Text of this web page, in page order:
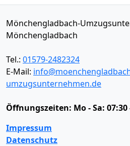
Mönchengladbach-
Mönchengladbach
Tel.: 01579-2482324
E-Mail:
umzugsunternehmen.de
Öffnungszeiten: Mo - Sa:
Impressum
Datenschutz